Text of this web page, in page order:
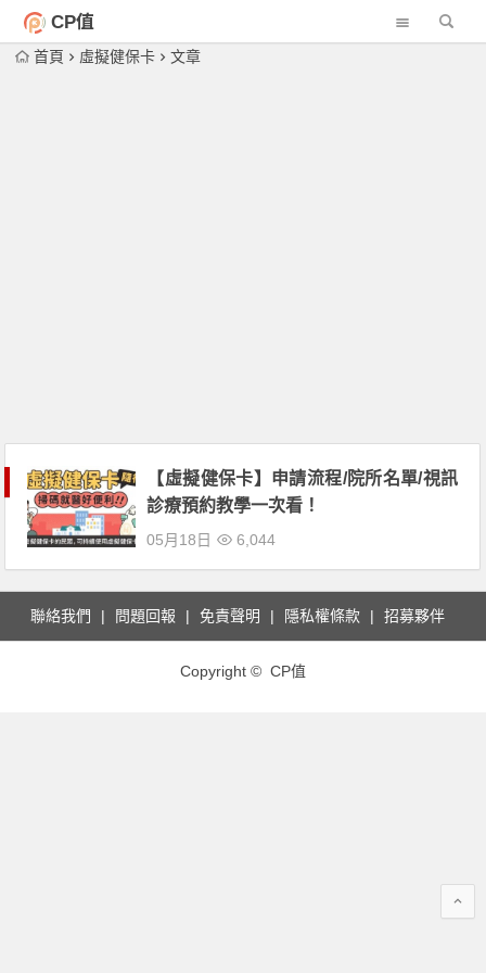
CP值
首頁 虛擬健保卡 文章
【虛擬健保卡】申請流程/院所名單/視訊
診療預約教學一次看！
05月18日 6,044
聯絡我們 問題回報 免責聲明 隱私權條款 招募夥伴
Copyright © CP值